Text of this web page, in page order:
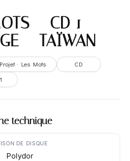
– CD 1
– TAÏWAN
Projet · Les Mots
CD
technique
DE DISQUE
Polydor